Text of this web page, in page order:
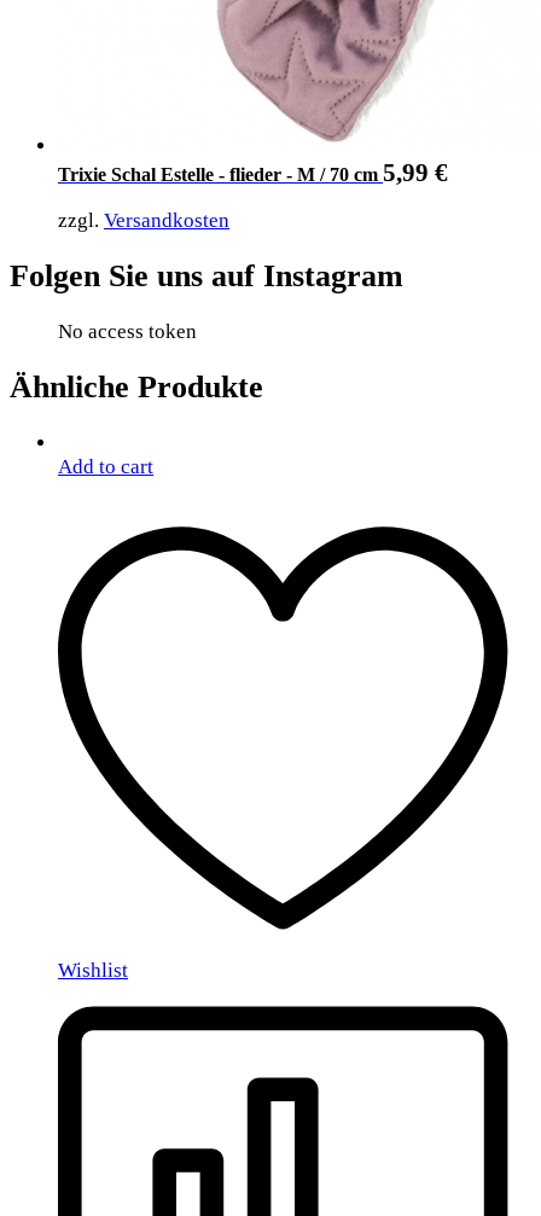
Trixie Schal Estelle - flieder - M / 70 cm 5,99 €
zzgl. Versandkosten
Folgen Sie uns auf Instagram
No access token
Ähnliche Produkte
Add to cart
Wishlist